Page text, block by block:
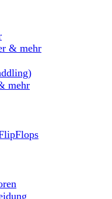
& mehr
mehr